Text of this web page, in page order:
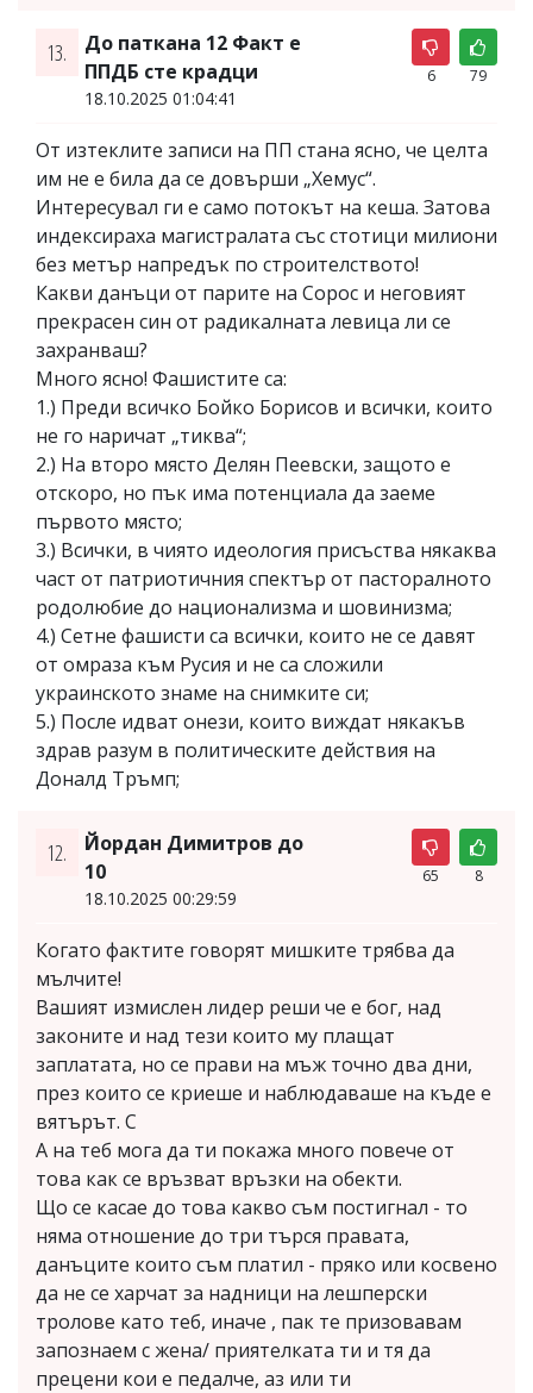
13.
До паткана 12 Факт е
ППДБ сте крадци
18.10.2025 01:04:41
6 79
От изтеклите записи на ПП стана ясно, че целта
им не е била да се довърши „Хемус“.
Интересувал ги е само потокът на кеша. Затова
индексираха магистралата със стотици милиони
без метър напредък по строителството!
Какви данъци от парите на Сорос и неговият
прекрасен син от радикалната левица ли се
захранваш?
Много ясно! Фашистите са:
1.) Преди всичко Бойко Борисов и всички, които
не го наричат „тиква“;
2.) На второ място Делян Пеевски, защото е
отскоро, но пък има потенциала да заеме
първото място;
3.) Всички, в чиято идеология присъства някаква
част от патриотичния спектър от пасторалното
родолюбие до национализма и шовинизма;
4.) Сетне фашисти са всички, които не се давят
от омраза към Русия и не са сложили
украинското знаме на снимките си;
5.) После идват онези, които виждат някакъв
здрав разум в политическите действия на
Доналд Тръмп;
12.
Йордан Димитров до
10
18.10.2025 00:29:59
65 8
Когато фактите говорят мишките трябва да
мълчите!
Вашият измислен лидер реши че е бог, над
законите и над тези които му плащат
заплатата, но се прави на мъж точно два дни,
през които се криеше и наблюдаваше на къде е
вятърът. С
А на теб мога да ти покажа много повече от
това как се връзват връзки на обекти.
Що се касае до това какво съм постигнал - то
няма отношение до три търся правата,
данъците които съм платил - пряко или косвено
да не се харчат за надници на лешперски
тролове като теб, иначе , пак те призовавам
запознаем с жена/ приятелката ти и тя да
прецени кои е педалче, аз или ти